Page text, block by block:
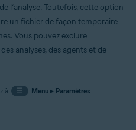
l’analyse. Toutefois, cette option
un fichier de façon temporaire
Vous pouvez exclure
analyses, des agents et de
à ☰ Menu▸ Paramètres.